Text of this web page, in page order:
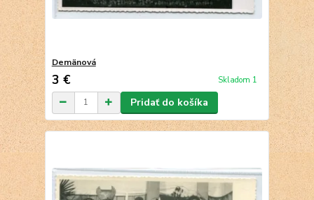
Demänová
3 € Skladom 1
Pridať do košíka